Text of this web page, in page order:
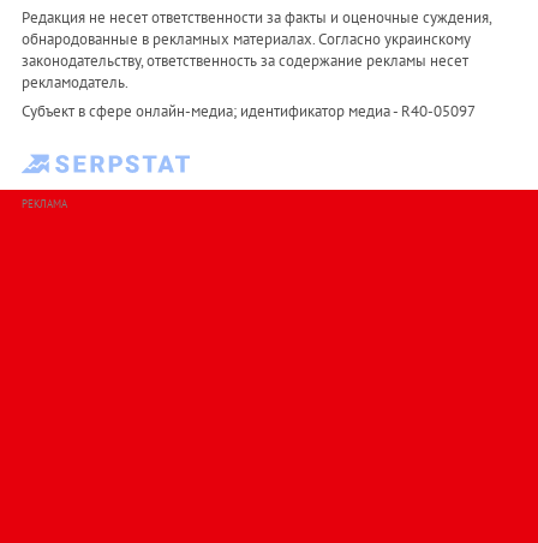
Редакция не несет ответственности за факты и оценочные суждения,
обнародованные в рекламных материалах. Согласно украинскому
законодательству, ответственность за содержание рекламы несет
рекламодатель.
Субъект в сфере онлайн-медиа; идентификатор медиа - R40-05097
РЕКЛАМА